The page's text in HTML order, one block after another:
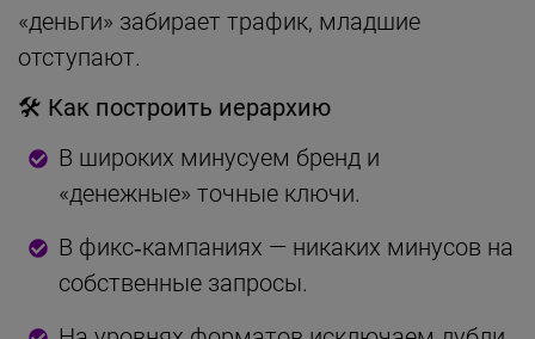
«деньги» забирает трафик, младшие
отступают.
🛠 Как построить иерархию
В широких минусуем бренд и
«денежные» точные ключи.
В фикс‑кампаниях — никаких минусов на
собственные запросы.